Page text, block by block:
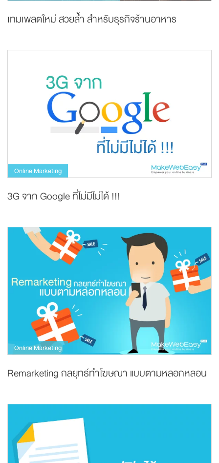
เทมเพลตใหม่ สวยล้ำ สำหรับธุรกิจร้านอาหาร
Online Marketing
3G จาก Google ที่ไม่มีไม่ได้ !!!
Online Marketing
Remarketing กลยุทธ์ทำโฆษณา แบบตามหลอกหลอน